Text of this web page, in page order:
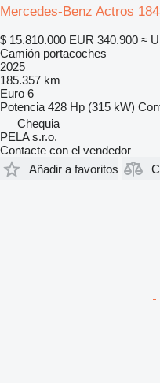
Mercedes-Benz Actros
$ 15.810.000 EUR 340.900 ≈
Camión portacoches
2025
185.357 km
Euro 6
Potencia 428 Hp (315 kW)
Chequia
PELA s.r.o.
Contacte con el vendedor
Añadir a favoritos